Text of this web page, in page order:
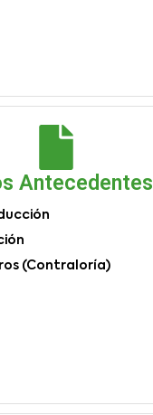
Antecedentes
(Contraloría)